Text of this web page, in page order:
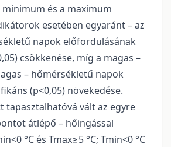
és a maximum
esetében egyaránt – az
napok előfordulásának
csökkenése, míg a magas –
– hőmérsékletű napok
(p<0,05) növekedése.
tapasztalhatóvá vált az egyre
átlépő – hőingással
°C és Tmax≥5 °C; Tmin<0 °C